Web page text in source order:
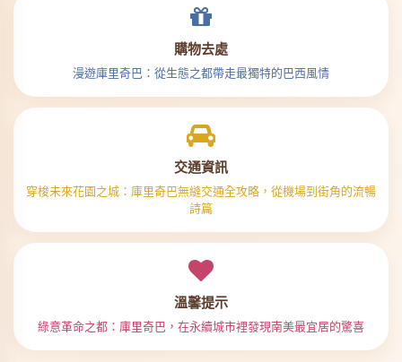
購物去處
漫遊庫里奇巴：從生態之都帶走最獨特的巴西風情
交通資訊
穿梭未來花園之城：庫里奇巴無縫交通全攻略，從機場到街角的流暢
詩篇
溫馨提示
綠意革命之都：庫里奇巴，在永續城市裡發現南美最宜居的驚喜